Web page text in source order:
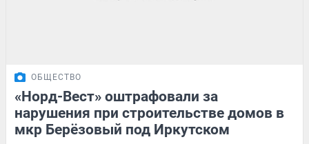
ОБЩЕСТВО
«Норд-Вест» оштрафовали за
нарушения при строительстве домов в
мкр Берёзовый под Иркутском